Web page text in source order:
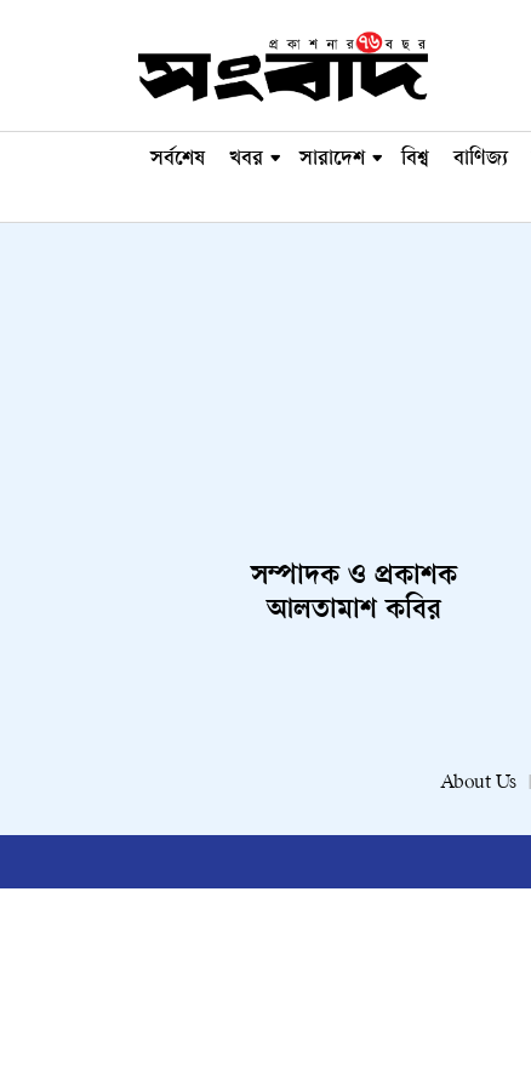
সর্বশেষ খবর সারাদেশ বিশ্ব বাণিজ্য
সম্পাদক ও প্রকাশক
আলতামাশ কবির
About Us